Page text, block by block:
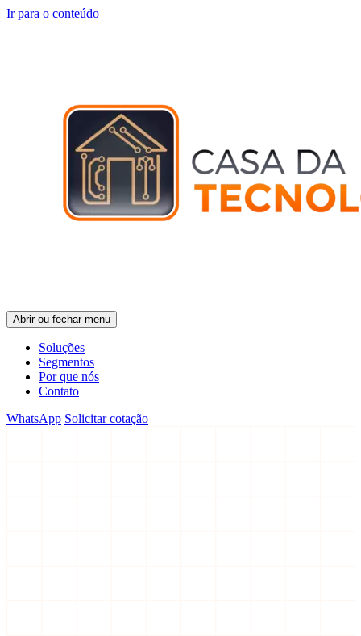
Ir para o conteúdo
Abrir ou fechar menu
Soluções
Segmentos
Por que nós
Contato
WhatsApp Solicitar cotação